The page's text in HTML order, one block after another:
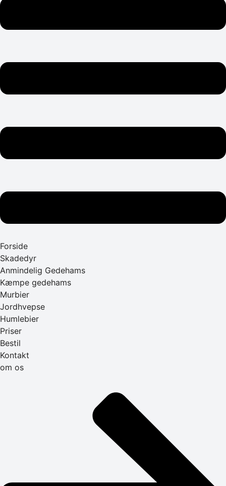
Forside
Skadedyr
Anmindelig Gedehams
Kæmpe gedehams
Murbier
Jordhvepse
Humlebier
Priser
Bestil
Kontakt
om os